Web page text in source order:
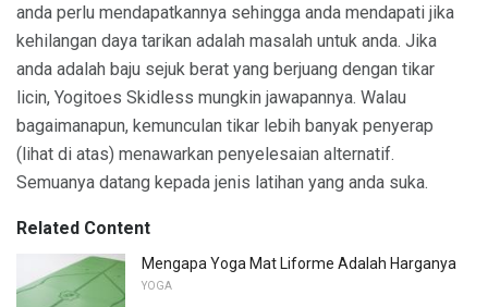
anda perlu mendapatkannya sehingga anda mendapati jika
kehilangan daya tarikan adalah masalah untuk anda. Jika
anda adalah baju sejuk berat yang berjuang dengan tikar
licin, Yogitoes Skidless mungkin jawapannya. Walau
bagaimanapun, kemunculan tikar lebih banyak penyerap
(lihat di atas) menawarkan penyelesaian alternatif.
Semuanya datang kepada jenis latihan yang anda suka.
Related Content
Mengapa Yoga Mat Liforme Adalah Harganya
YOGA